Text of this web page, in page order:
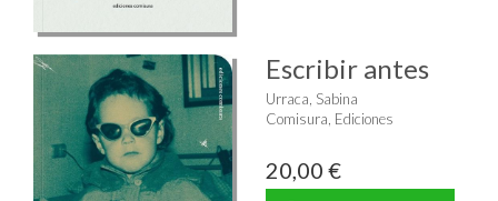
Escribir antes
Urraca, Sabina
Comisura, Ediciones
20,00 €